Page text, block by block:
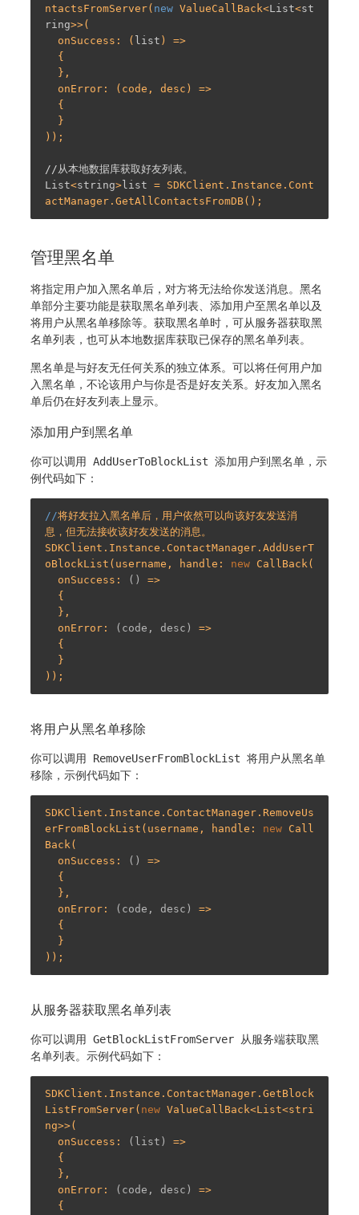
ntactsFromServer( new ValueCallBack<List<st
ring>>(
  onSuccess: (
list ) =>
));
//从本地数据库获取好友列表。
List<string> list = SDKClient.Instance.Cont
管理黑名单
将指定用户加入黑名单后，对方将无法给你发送消息。黑名
单部分主要功能是获取黑名单列表、添加用户至黑名单以及
将用户从黑名单移除等。获取黑名单时，可从服务器获取黑
名单列表，也可从本地数据库获取已保存的黑名单列表。
黑名单是与好友无任何关系的独立体系。可以将任何用户加
入黑名单，不论该用户与你是否是好友关系。好友加入黑名
单后仍在好友列表上显示。
添加用户到黑名单
你可以调用 AddUserToBlockList 添加用户到黑名单，示
例代码如下：
//将好友拉入黑名单后，用户依然可以向该好友发送消
息，但无法接收该好友发送的消息。
SDKClient.Instance.ContactManager.AddUserT
oBlockList(username, handle: new CallBack(
  onSuccess:
()
=>
  onError:
(code, desc)
=>
将用户从黑名单移除
你可以调用 RemoveUserFromBlockList 将用户从黑名单
移除，示例代码如下：
SDKClient.Instance.ContactManager.RemoveUs
erFromBlockList(username, handle: new Call
Back(
  onSuccess:
()
=>
  onError:
(code, desc)
=>
从服务器获取黑名单列表
你可以调用 GetBlockListFromServer 从服务端获取黑
名单列表。示例代码如下：
SDKClient.Instance.ContactManager.GetBlock
ListFromServer( new ValueCallBack<List<stri
ng>>(
  onSuccess:
(list)
=>
  onError:
(code, desc)
=>